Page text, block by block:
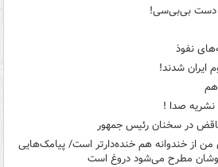
دست بی‌بی‌سی!
نفوذ
ایران شدند!
صدا !
در سخنان رئیس جمهور
من از خندوانه هم خنده‌دارتر است/ پیامک‌هایی
پوشان مطرح می‌شود دروغ است